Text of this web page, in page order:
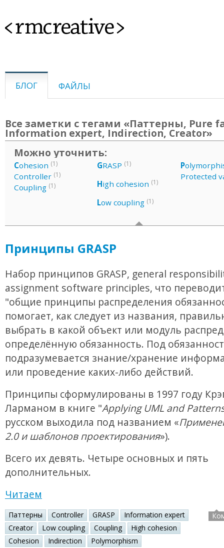
<rmcreative>
БЛОГ ФАЙЛЫ
Все заметки с тегами «Паттерны, Pure
Information expert, Indirection, Creator»
Можно уточнить:
Cohesion (1)
Controller (1)
Coupling (1)
GRASP (1)
High cohesion (1)
Low coupling (1)
P
Protected
Принципы GRASP
Набор принципов GRASP, general
assignment software principles, что
"общие принципы распределения
помогает, как следует из названия,
выбрать в какой объект или модуль
определённую обязанность. Под
подразумевается знание/хранение
или проведение каких-либо действий.
Принципы сформулированы в 1997 году
Ларманом в книге "Applying UML and
русском выходила под названием «
2.0 и шаблонов проектирования»).
Всего их девять. Четыре основных и пять
дополнительных.
Читаем
Паттерны Controller GRASP
Information expert
Creator
Low coupling Coupling
High cohesion
Cohesion
Indirection
Polymorphism